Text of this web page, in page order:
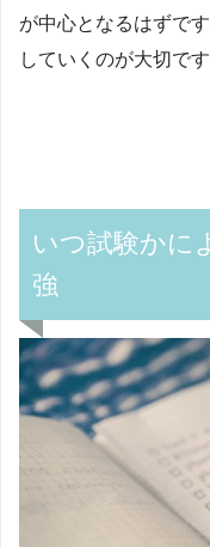
が中心となるはずで
していくのが大切です
いつ試験かに
強